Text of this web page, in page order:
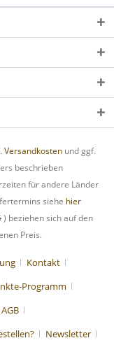
Versandkosten und ggf.
beschrieben
für andere Länder
siehe hier
) beziehen sich auf den
Preis.
Kontakt
Programm
Newsletter